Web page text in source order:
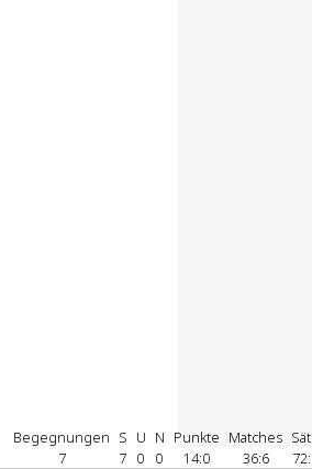
Begegnungen S U N Punkte Matches
7 7 0 0 14:0 36:6